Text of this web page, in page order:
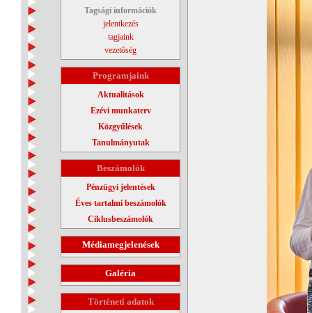
Tagsági információk
jelentkezés
tagjaink
vezetőség
Programjaink
Aktualitások
Ezévi munkaterv
Közgyűlések
Tanulmányutak
Beszámolók
Pénzügyi jelentések
Éves tartalmi beszámolók
Ciklusbeszámolók
Médiamegjelenések
Galéria
Történeti adatok